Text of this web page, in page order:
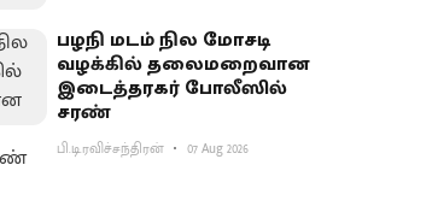
பழநி மடம் நில மோசடி
வழக்கில் தலைமறைவான
இடைத்தரகர் போலீஸில்
சரண்
பி.டி.ரவிச்சந்திரன் 07 Aug 2026